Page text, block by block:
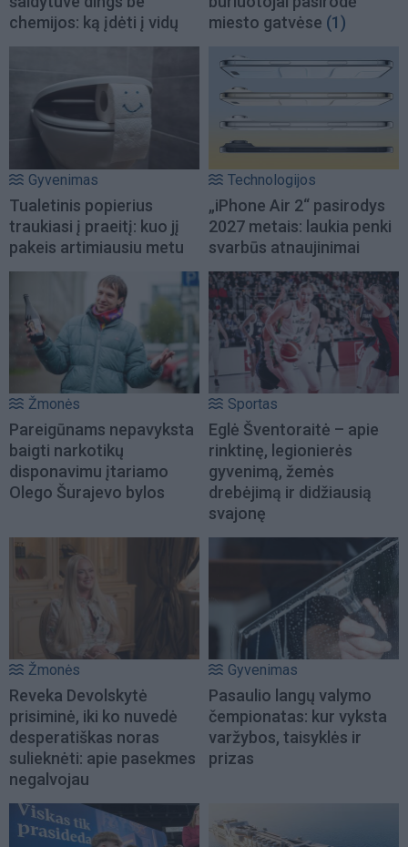
chemijos: ką įdėti į vidų
miesto gatvėse (1)
Gyvenimas
Tualetinis popierius
traukiasi į praeitį: kuo jį
pakeis artimiausiu metu
Technologijos
„iPhone Air 2“ pasirodys
2027 metais: laukia penki
svarbūs atnaujinimai
Žmonės
Pareigūnams nepavyksta
baigti narkotikų
disponavimu įtariamo
Olego Šurajevo bylos
Sportas
Eglė Šventoraitė – apie
rinktinę, legionierės
gyvenimą, žemės
drebėjimą ir didžiausią
svajonę
Žmonės
Reveka Devolskytė
prisiminė, iki ko nuvedė
desperatiškas noras
sulieknėti: apie pasekmes
negalvojau
Gyvenimas
Pasaulio langų valymo
čempionatas: kur vyksta
varžybos, taisyklės ir
prizas